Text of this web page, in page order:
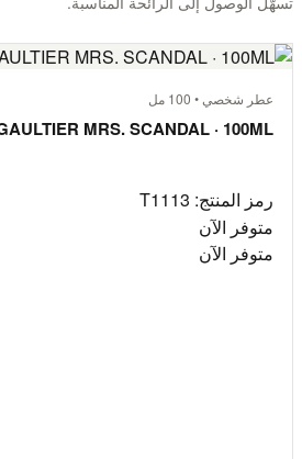
عطر شخصي • 100 مل
MRS. SCANDAL · 100ML
رمز المنتج: T1113
متوفر الآن
متوفر الآن